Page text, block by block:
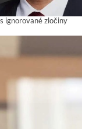
ignorované zločiny